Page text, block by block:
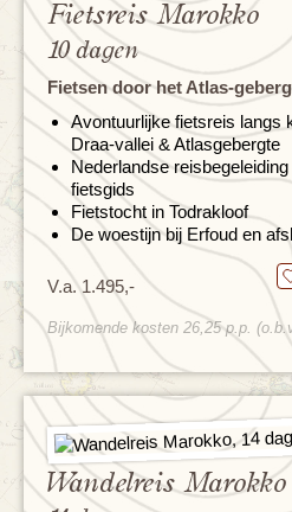
Fietsreis Marokko
10 dagen
Fietsen door het Atlas-
Avontuurlijke fietsreis langs
Draa-vallei & Atlasgebergte
Nederlandse
fietsgids
Fietstocht in Todrakloof
De woestijn bij Erfoud en
V.a. 1.495,-
Bijkomende kosten 26,25 p.p.
Wandelreis Marokko